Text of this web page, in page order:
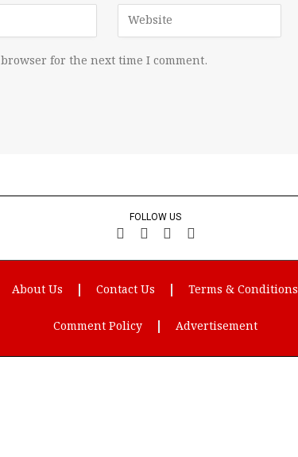
for the next time I comment.
FOLLOW US
Facebook
YouTube
X
(Twitter)
LinkedIn
About Us Contact Us Terms & Conditions
Comment Policy Advertisement